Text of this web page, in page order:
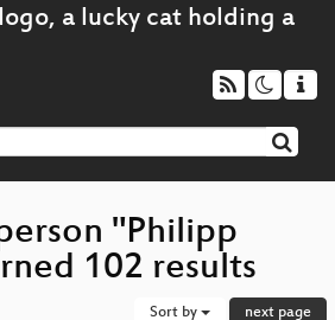
"Philipp
102 results
Sort by next page